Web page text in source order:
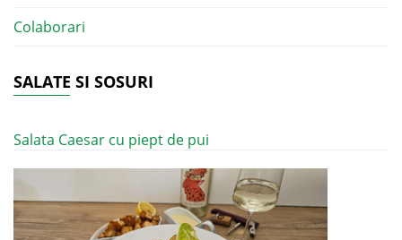
Colaborari
SALATE SI SOSURI
Salata Caesar cu piept de pui